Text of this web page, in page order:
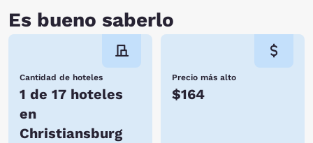
Es bueno saberlo
Cantidad de hoteles
1 de 17 hoteles
en
Christiansburg
Precio más alto
$164